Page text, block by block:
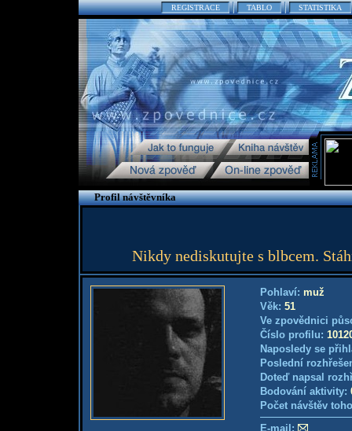
REGISTRACE TABLO STATISTIKA
Profil návštěvníka
Nikdy nediskutujte s blbcem.
Pohlaví: muž
Věk: 51
Ve zpovědnici
Číslo profilu:
Naposledy se
Poslední
Doteď napsal
Bodování aktivity:
Počet návštěv
E-mail: